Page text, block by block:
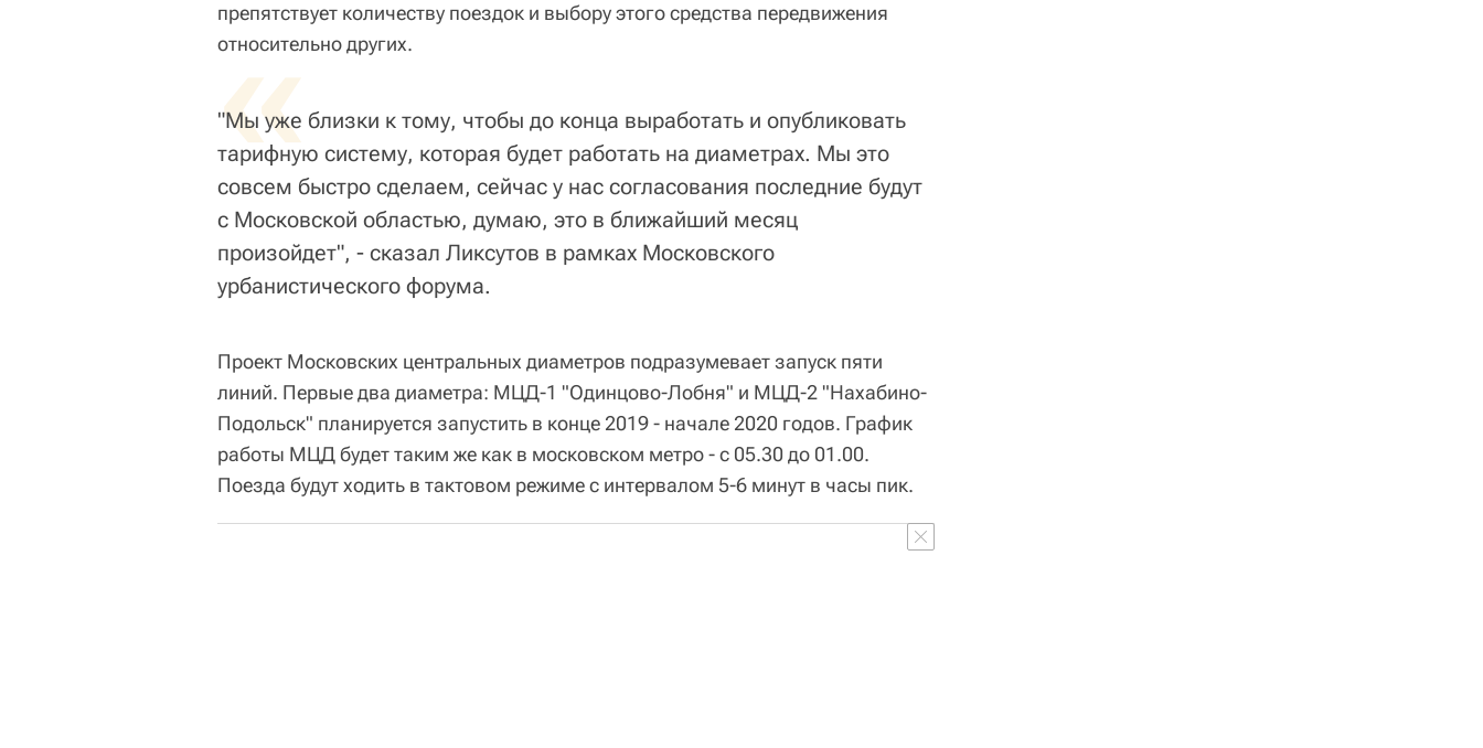
препятствует количеству поездок и выбору этого средства передвижения
относительно других.
«
"Мы уже близки к тому, чтобы до конца выработать и опубликовать
тарифную систему, которая будет работать на диаметрах. Мы это
совсем быстро сделаем, сейчас у нас согласования последние будут
с Московской областью, думаю, это в ближайший месяц
произойдет", - сказал Ликсутов в рамках Московского
урбанистического форума.
Проект Московских центральных диаметров подразумевает запуск пяти
линий. Первые два диаметра: МЦД-1 "Одинцово-Лобня" и МЦД-2 "Нахабино-
Подольск" планируется запустить в конце 2019 - начале 2020 годов. График
работы МЦД будет таким же как в московском метро - с 05.30 до 01.00.
Поезда будут ходить в тактовом режиме с интервалом 5-6 минут в часы пик.